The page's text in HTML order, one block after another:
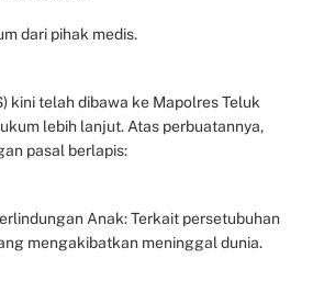
dari pihak medis.
kini telah dibawa ke Mapolres Teluk
lebih lanjut. Atas perbuatannya,
pasal berlapis:
Anak: Terkait persetubuhan
mengakibatkan meninggal dunia.